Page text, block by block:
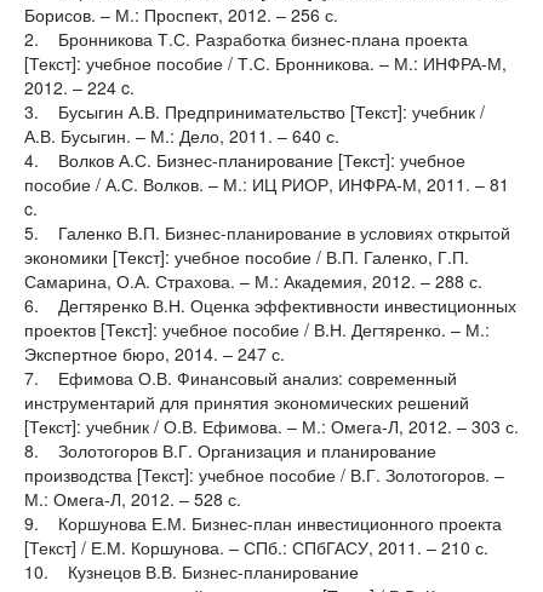
Борисов. – М.: Проспект, 2012. – 256 с.
2. Бронникова Т.С. Разработка бизнес-плана проекта
[Текст]: учебное пособие / Т.С. Бронникова. – М.: ИНФРА-М,
2012. – 224 c.
3. Бусыгин А.В. Предпринимательство [Текст]: учебник /
А.В. Бусыгин. – М.: Дело, 2011. – 640 с.
4. Волков А.С. Бизнес-планирование [Текст]: учебное
пособие / А.С. Волков. – М.: ИЦ РИОР, ИНФРА-М, 2011. – 81
c.
5. Галенко В.П. Бизнес-планирование в условиях открытой
экономики [Текст]: учебное пособие / В.П. Галенко, Г.П.
Самарина, О.А. Страхова. – М.: Академия, 2012. – 288 с.
6. Дегтяренко В.Н. Оценка эффективности инвестиционных
проектов [Текст]: учебное пособие / В.Н. Дегтяренко. – М.:
Экспертное бюро, 2014. – 247 с.
7. Ефимова О.В. Финансовый анализ: современный
инструментарий для принятия экономических решений
[Текст]: учебник / О.В. Ефимова. – М.: Омега-Л, 2012. – 303 с.
8. Золотогоров В.Г. Организация и планирование
производства [Текст]: учебное пособие / В.Г. Золотогоров. –
М.: Омега-Л, 2012. – 528 с.
9. Коршунова Е.М. Бизнес-план инвестиционного проекта
[Текст] / Е.М. Коршунова. – СПб.: СПбГАСУ, 2011. – 210 с.
10. Кузнецов В.В. Бизнес-планирование